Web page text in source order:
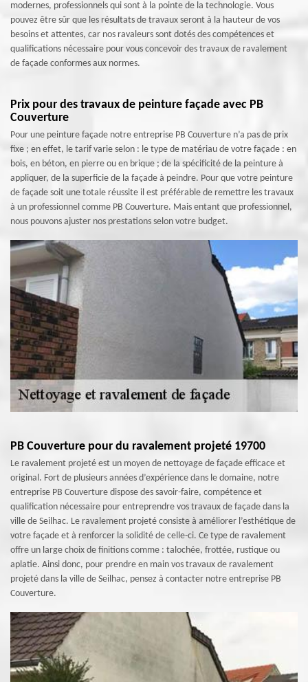
modernes, professionnels qui sont à la pointe de la technologie. Vous
pouvez être sûr que les résultats de travaux seront à la hauteur de vos
besoins et attentes, car nos ravaleurs sont dotés des compétences et
qualifications nécessaire pour vous concevoir des travaux de ravalement
de façade conformes aux normes.
Prix pour des travaux de peinture façade avec PB
Couverture
Pour une peinture façade notre entreprise PB Couverture n’a pas de prix
fixe ; en effet, le tarif varie selon : le type de matériau de votre façade : en
bois, en béton, en pierre ou en brique ; de la spécificité de la peinture à
appliquer, de la superficie de la façade à peindre. Pour que votre peinture
de façade soit une totale réussite il est préférable de remettre les travaux
à un professionnel comme PB Couverture. Mais entant que professionnel,
nous pouvons ajuster nos prestations selon votre budget.
PB Couverture pour du ravalement projeté 19700
Le ravalement projeté est un moyen de nettoyage de façade efficace et
original. Fort de plusieurs années d’expérience dans le domaine, notre
entreprise PB Couverture dispose des savoir-faire, compétence et
qualification nécessaire pour entreprendre vos travaux de façade dans la
ville de Seilhac. Le ravalement projeté consiste à améliorer l’esthétique de
votre façade et à renforcer la solidité de celle-ci. Ce type de ravalement
offre un large choix de finitions comme : talochée, frottée, rustique ou
aplatie. Ainsi donc, pour prendre en main vos travaux de ravalement
projeté dans la ville de Seilhac, pensez à contacter notre entreprise PB
Couverture.